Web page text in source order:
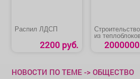
Распил ЛДСП
2200 руб.
из теплоблоков
НОВОСТИ ПО ТЕМЕ -> ОБЩЕСТВО